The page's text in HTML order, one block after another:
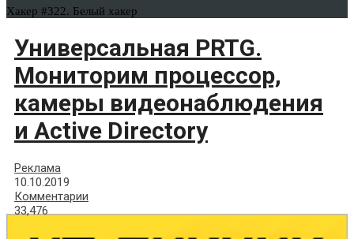
Хакер #322. Белый хакер
Универсальная PRTG.
Мониторим процессор,
камеры видеонаблюдения
и Active Directory
Реклама
10.10.2019
Комментарии
33,476